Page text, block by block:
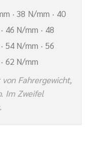
· 38 N/mm · 40
46 N/mm · 48
54 N/mm · 56
62 N/mm
Fahrergewicht,
Im Zweifel